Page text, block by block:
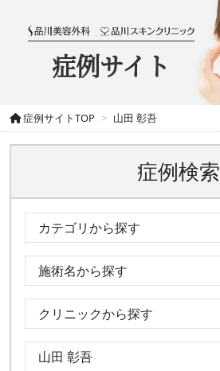
症例サイト
症例サイトTOP 山田 彰吾
症例検索